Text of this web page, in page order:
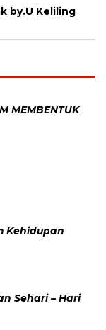
by.U Keliling
MEMBENTUK
Kehidupan
Sehari – Hari